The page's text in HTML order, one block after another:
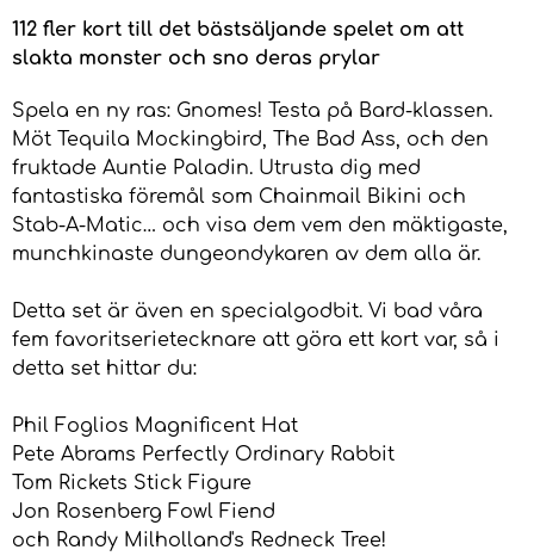
112 fler kort till det bästsäljande spelet om att
slakta monster och sno deras prylar
Spela en ny ras: Gnomes! Testa på Bard-klassen.
Möt Tequila Mockingbird, The Bad Ass, och den
fruktade Auntie Paladin. Utrusta dig med
fantastiska föremål som Chainmail Bikini och
Stab-A-Matic… och visa dem vem den mäktigaste,
munchkinaste dungeondykaren av dem alla är.
Detta set är även en specialgodbit. Vi bad våra
fem favoritserietecknare att göra ett kort var, så i
detta set hittar du:
Phil Foglios Magnificent Hat
Pete Abrams Perfectly Ordinary Rabbit
Tom Rickets Stick Figure
Jon Rosenberg Fowl Fiend
och Randy Milholland's Redneck Tree!